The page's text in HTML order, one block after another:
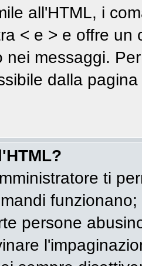
all'HTML, i
< e > e offre un
nei messaggi.
dalla
ti
persone